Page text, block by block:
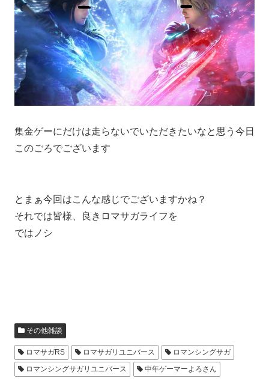
集金ゲーにだけは走らないでいただきたいなと思う今日
このごろでございます
とまぁ今回はこんな感じでございますかね？
それでは皆様、良きロマサガライフを
ではノシ
その他雑談
ロマサガRS ロマサガリユニバース
ロマンシングサガ
ロマンシングサガリユニバース
中年ゲーマーよろさん